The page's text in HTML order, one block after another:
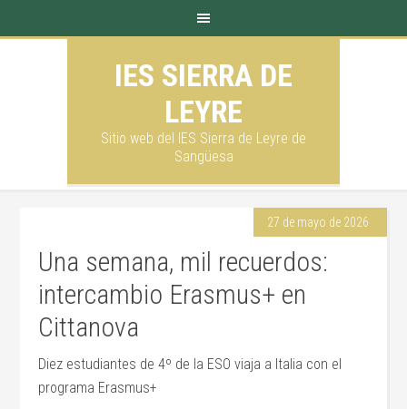
IES SIERRA DE
LEYRE
Sitio web del IES Sierra de Leyre de
Sangüesa
27 de mayo de 2026
Una semana, mil recuerdos:
intercambio Erasmus+ en
Cittanova
Diez estudiantes de 4º de la ESO viaja a Italia con el
programa Erasmus+